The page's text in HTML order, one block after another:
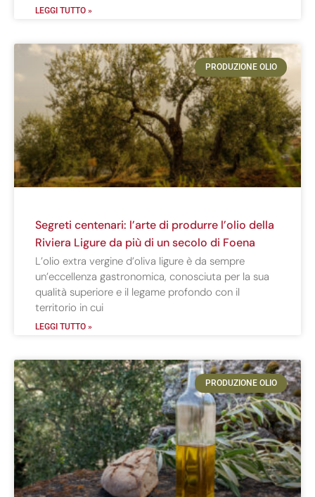
LEGGI TUTTO »
PRODUZIONE OLIO
Segreti centenari: l’arte di produrre l’olio della
Riviera Ligure da più di un secolo di Foena
L’olio extra vergine d’oliva ligure è da sempre
un’eccellenza gastronomica, conosciuta per la sua
qualità superiore e il legame profondo con il
territorio in cui
LEGGI TUTTO »
PRODUZIONE OLIO